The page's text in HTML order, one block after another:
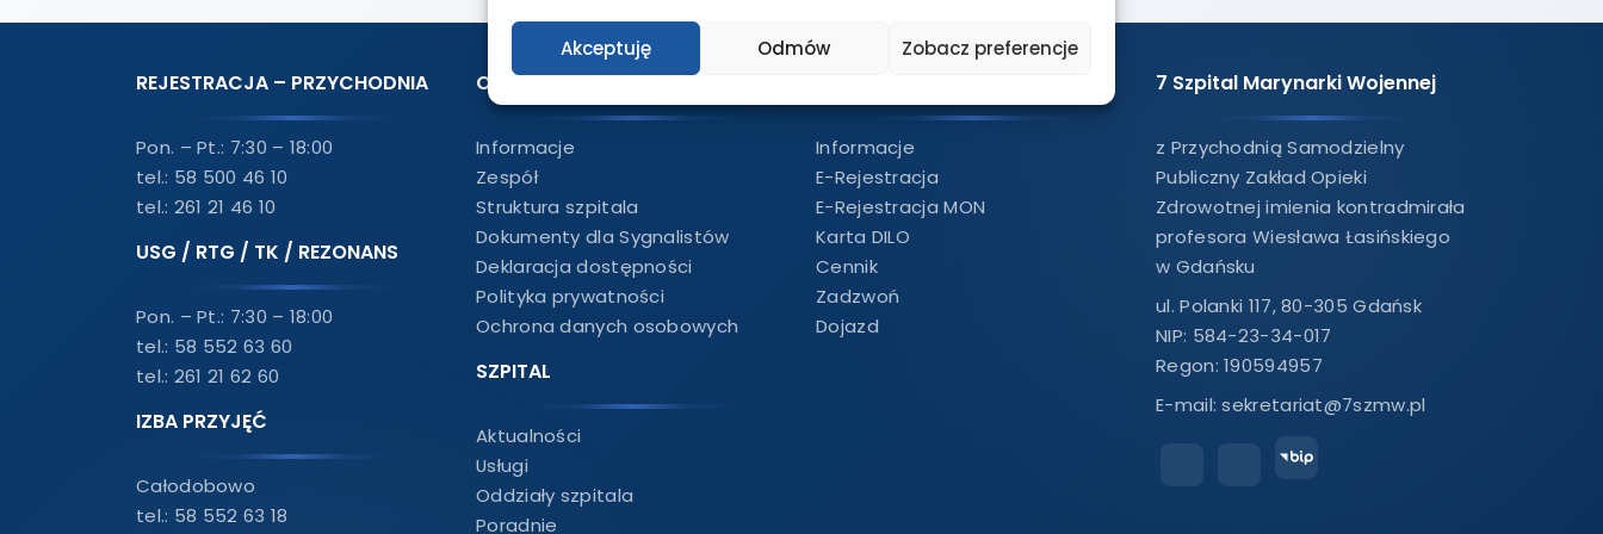
Akceptuję Odmów Zobacz preferencje
REJESTRACJA – PRZYCHODNIA
Pon. – Pt.: 7:30 – 18:00
tel.: 58 500 46 10
tel.: 261 21 46 10
USG / RTG / TK / REZONANS
Pon. – Pt.: 7:30 – 18:00
tel.: 58 552 63 60
tel.: 261 21 62 60
IZBA PRZYJĘĆ
Całodobowo
tel.: 58 552 63 18
O NAS
Informacje
Zespół
Struktura szpitala
Dokumenty dla Sygnalistów
Deklaracja dostępności
Polityka prywatności
Ochrona danych osobowych
SZPITAL
Aktualności
Usługi
Oddziały szpitala
Poradnie
Informacje
E-Rejestracja
E-Rejestracja MON
Karta DILO
Cennik
Zadzwoń
Dojazd
7 Szpital Marynarki Wojennej
z Przychodnią Samodzielny
Publiczny Zakład Opieki
Zdrowotnej imienia kontradmirała
profesora Wiesława Łasińskiego
w Gdańsku
ul. Polanki 117, 80-305 Gdańsk
NIP: 584-23-34-017
Regon: 190594957
E-mail:sekretariat@7szmw.pl